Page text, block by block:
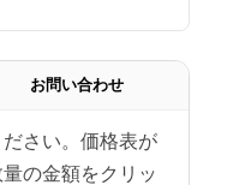
お問い合わせ
さい。価格表が
の金額をクリッ